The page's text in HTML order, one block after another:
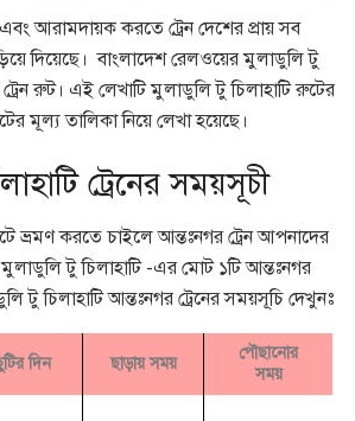
আরামদায়ক করতে ট্রেন দেশের প্রায় সব
দিয়েছে। বাংলাদেশ রেলওয়ের মুলাডুলি টু
ট্রেন রুট। এই লেখাটি মুলাডুলি টু চিলাহাটি রুটের
মূল্য তালিকা নিয়ে লেখা হয়েছে।
ট্রেনের সময়সূচী
ভ্রমণ করতে চাইলে আন্তঃনগর ট্রেন আপনাদের
টু চিলাহাটি -এর মোট ১টি আন্তঃনগর
টু চিলাহাটি আন্তঃনগর ট্রেনের সময়সূচি দেখুনঃ
দিন ছাড়ায় সময়
পৌছানোর
সময়